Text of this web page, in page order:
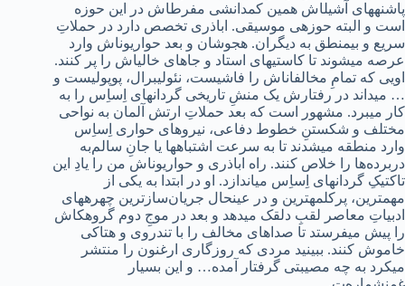
پاشنه‏های آشیل‏اش همین کم‏دانشی مفرط‏اش در این حوزه
است و البته حوزه‏ی موسیقی. اباذری تخصص دارد در حملاتِ
سریع و بی‏منطق به دیگران. هجوشان و بعد حواریون‏اش وارد
عرصه می‏شوند تا کاستی‏های استاد و جاهای خالی‏اش را پر کنند.
اویی که تمامِ مخالفان‏اش را فاشیست، نئولیبرال، پوپولیست و
… می‏داند در رفتارش یک منشِ تاریخی گردان‏های اِس‏اِس را به
کار می‏برد. مشهور است که بعد حملاتِ ارتش آلمان به نواحی
مختلف و شکستنِ خطوط دفاعی، نیروهای حواری اِس‏اِس
وارد منطقه می‏شدند تا به سرعت اشتباه‏ها یا جانِ سالم‌به‏
دربرده‏‌ها را خلاص کنند. راه‏ اباذری و حواریون‏اش من را یادِ این
تاکتیکِ گردان‏های اِس‏اِس می‏اندازد. او در ابتدا به یکی از
مهم‏ترین، پرکلمه‏ترین و در عین‏حال جریان‌سازترین چهره‏های
ادبیاتِ معاصر لقبِ دلقک می‏دهد و بعد در موجِ دوم گروهک‏اش
را پیش می‏فرستد تا صداهای مخالف را با تندروی و هتاکی
خاموش کنند. ببینید مردی که روزگاری ارغنون را منتشر
می‏کرد به چه مصیبتی گرفتار آمده… و این بسیار